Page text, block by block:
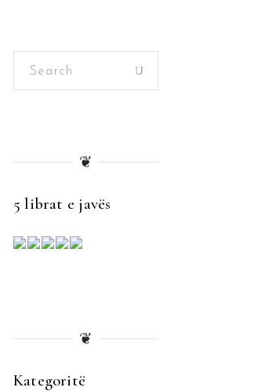
Search
❦
5 librat e javës
❦
Kategoritë